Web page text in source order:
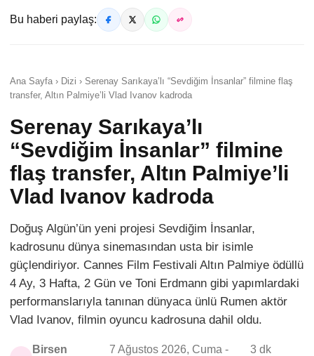
Bu haberi paylaş:
Ana Sayfa › Dizi › Serenay Sarıkaya’lı “Sevdiğim İnsanlar” filmine flaş
transfer, Altın Palmiye’li Vlad Ivanov kadroda
Serenay Sarıkaya’lı
“Sevdiğim İnsanlar” filmine
flaş transfer, Altın Palmiye’li
Vlad Ivanov kadroda
Doğuş Algün’ün yeni projesi Sevdiğim İnsanlar,
kadrosunu dünya sinemasından usta bir isimle
güçlendiriyor. Cannes Film Festivali Altın Palmiye ödüllü
4 Ay, 3 Hafta, 2 Gün ve Toni Erdmann gibi yapımlardaki
performanslarıyla tanınan dünyaca ünlü Rumen aktör
Vlad Ivanov, filmin oyuncu kadrosuna dahil oldu.
Birsen 7 Ağustos 2026, Cuma - 3 dk